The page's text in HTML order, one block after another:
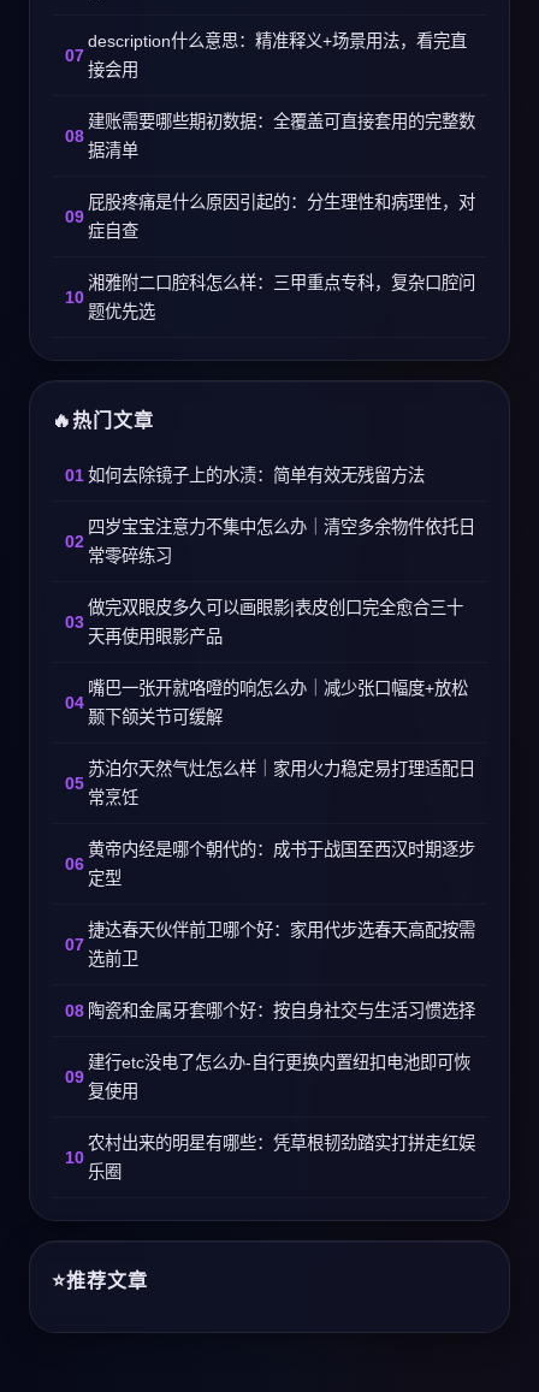
description什么意思：精准释义+场景用法，看完直
接会用
建账需要哪些期初数据：全覆盖可直接套用的完整数
据清单
屁股疼痛是什么原因引起的：分生理性和病理性，对
症自查
湘雅附二口腔科怎么样：三甲重点专科，复杂口腔问
题优先选
热门文章
如何去除镜子上的水渍：简单有效无残留方法
四岁宝宝注意力不集中怎么办｜清空多余物件依托日
常零碎练习
做完双眼皮多久可以画眼影|表皮创口完全愈合三十
天再使用眼影产品
嘴巴一张开就咯噔的响怎么办｜减少张口幅度+放松
颞下颌关节可缓解
苏泊尔天然气灶怎么样｜家用火力稳定易打理适配日
常烹饪
黄帝内经是哪个朝代的：成书于战国至西汉时期逐步
定型
捷达春天伙伴前卫哪个好：家用代步选春天高配按需
选前卫
陶瓷和金属牙套哪个好：按自身社交与生活习惯选择
建行etc没电了怎么办-自行更换内置纽扣电池即可恢
复使用
农村出来的明星有哪些：凭草根韧劲踏实打拼走红娱
乐圈
推荐文章